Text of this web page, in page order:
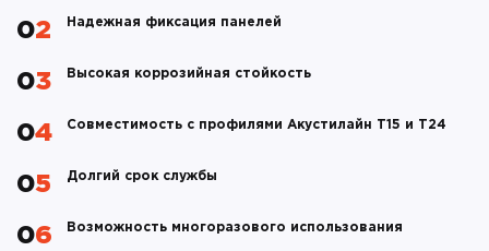
02 Надежная фиксация панелей
03 Высокая коррозийная стойкость
04 Совместимость с профилями Акустилайн Т15 и Т24
05 Долгий срок службы
06 Возможность многоразового использования